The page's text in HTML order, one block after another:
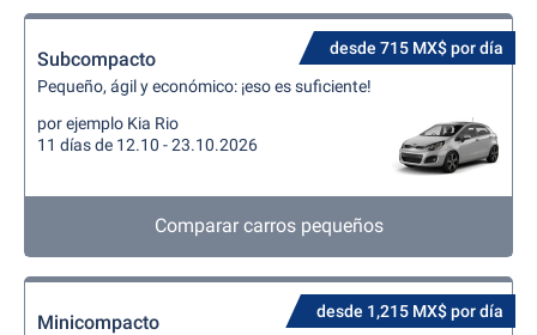
desde 715 MX$ por día
Subcompacto
Pequeño, ágil y económico: ¡eso es suficiente!
por ejemplo Kia Rio
11 días de 12.10 - 23.10.2026
Comparar carros pequeños
desde 1,215 MX$ por día
Minicompacto